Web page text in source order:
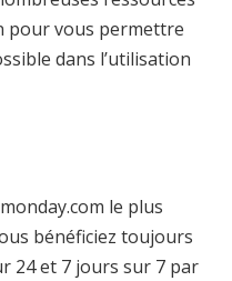
pour vous permettre
dans l’utilisation
le plus
bénéficiez toujours
24 et 7 jours sur 7 par